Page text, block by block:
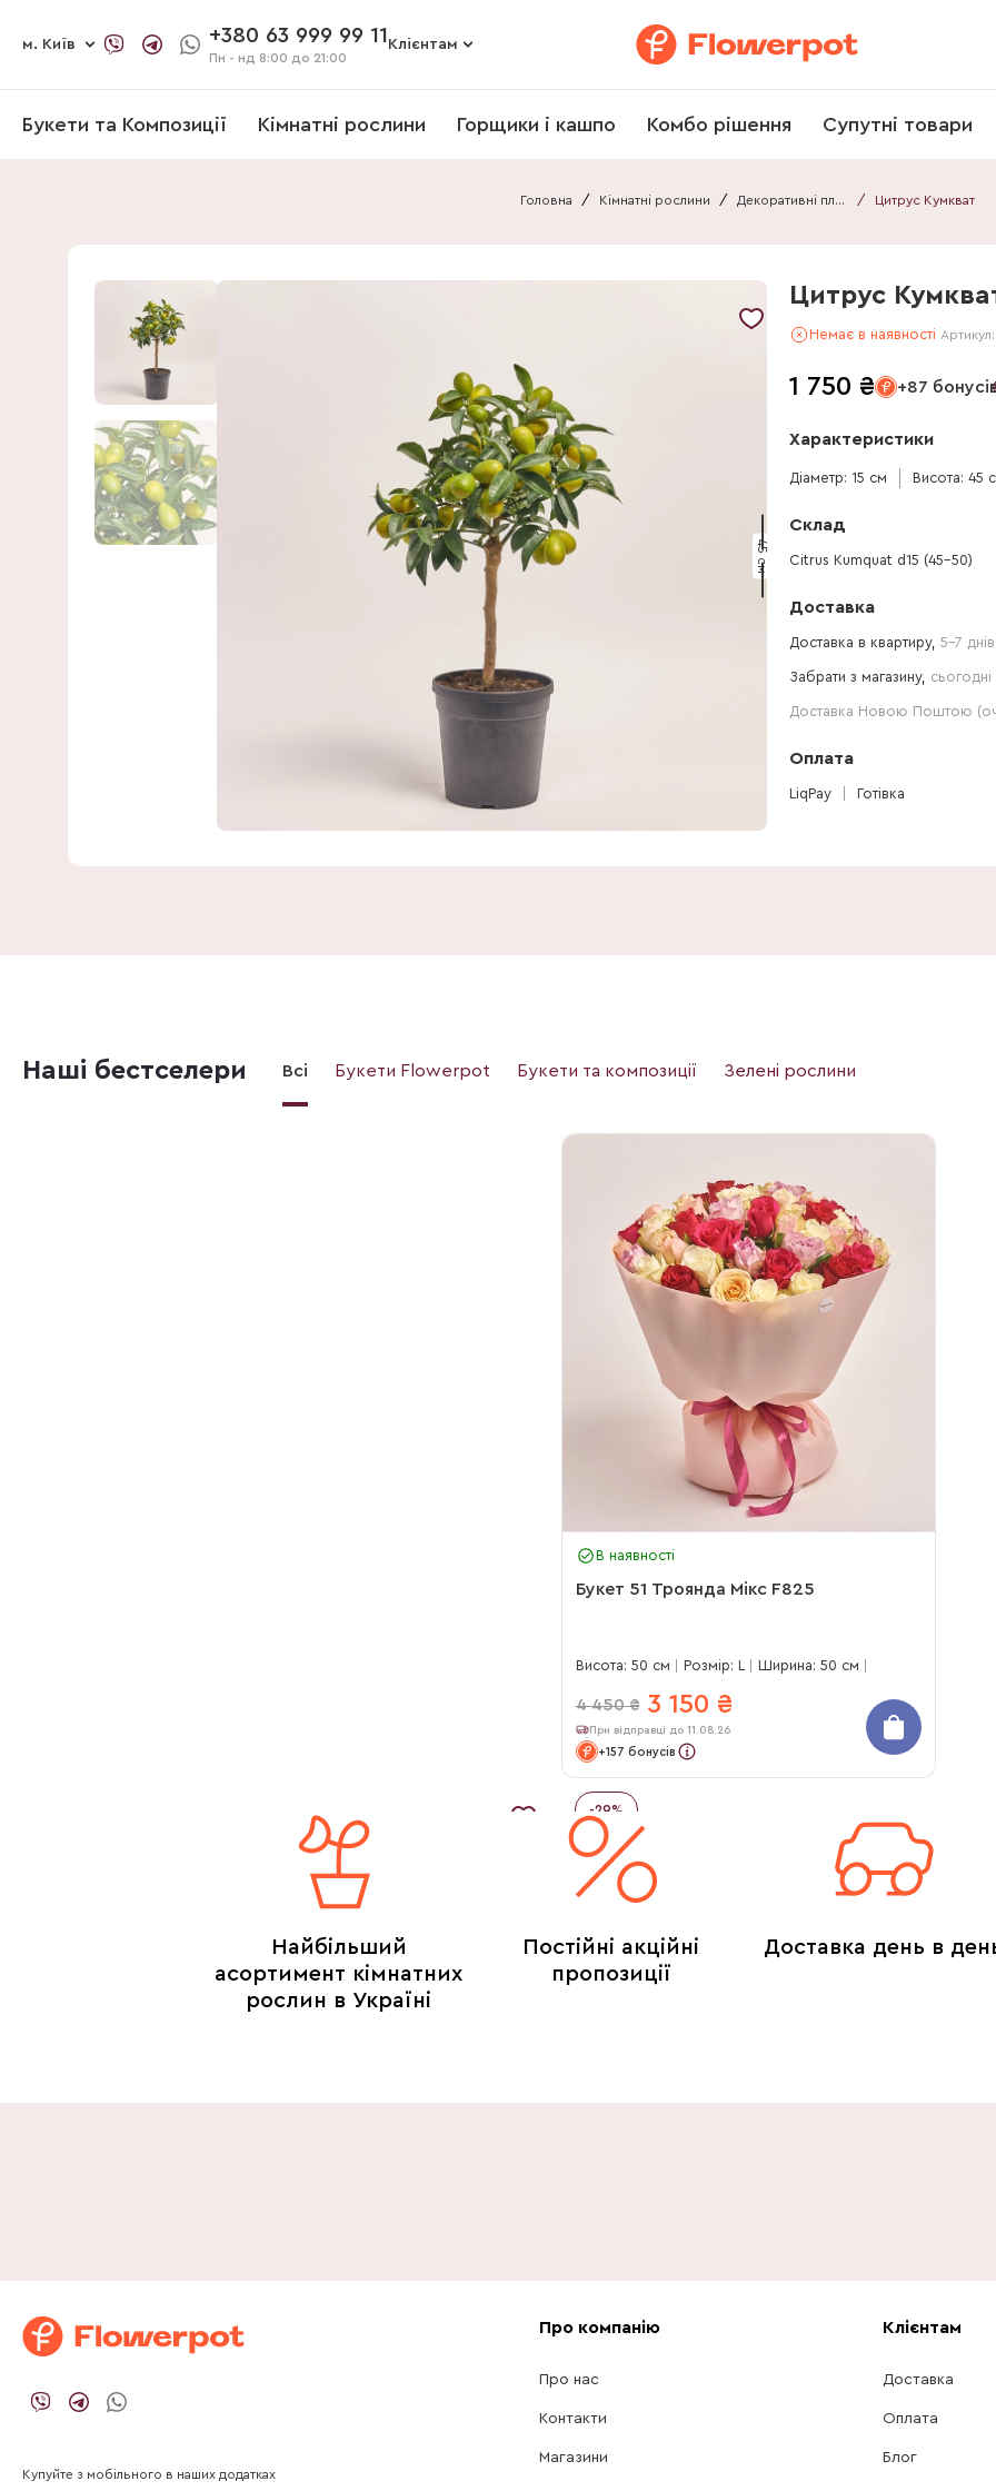
м. Київ +380 63 999 99 11
Пн - нд 8:00 до 21:00
Клієнтам
Букети та Композиції Кімнатні рослини Горщики і кашпо Комбо рішення Супутні товари
Головна / Кімнатні рослини / Декоративні плоди / Цитрус Кумкват
45 см
Цитрус
Немає в наявності Артикул:
1 750 ₴ +87
Характеристики
Діаметр: 15 см Висота: 45
Склад
Citrus Kumquat d15 (45-50)
Доставка
Доставка в квартиру, 5-7 днів
Забрати з магазину,
Доставка Новою Поштою
Оплата
LiqPay Готівка
Наші бестселери Всі Букети Flowerpot Букети та композиції Зелені рослини
В наявності
Букет 51 Троянда Мікс F825
Висота: 50 см Розмір: L Ширина: 50 см
4 450 ₴ 3 150 ₴
При відправці до 11.08.26
+157 бонусів
-29%
Найбільший
асортимент кімнатних
рослин в Україні
Постійні акційні
пропозиції
Доставка день в
Купуйте з мобільного в наших додатках
Про компанію
Про нас
Контакти
Магазини
Клієнтам
Доставка
Оплата
Блог